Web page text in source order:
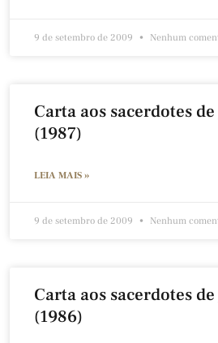
9 de setembro de 2009 Nenhum
Carta aos sacerdotes
(1987)
LEIA MAIS »
9 de setembro de 2009 Nenhum
Carta aos sacerdotes
(1986)